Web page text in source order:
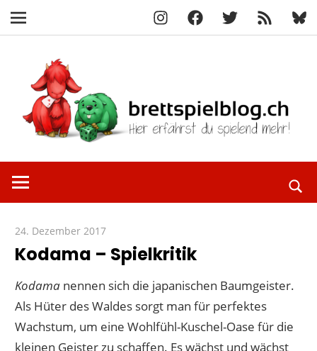
InstagramFacebook
X
RSS-
Feed
Navigation
springen
erfährst
mehr!
24. Dezember 2017
Kodama – Spielkritik
Kodama nennen sich die japanischen Baumgeister.
Als Hüter des Waldes sorgt man für perfektes
Wachstum, um eine Wohlfühl-Kuschel-Oase für die
kleinen Geister zu schaffen. Es wächst und wächst